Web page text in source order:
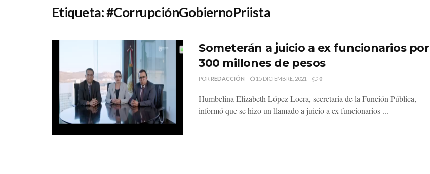
Etiqueta:#CorrupciónGobiernoPriista
Someterán a juicio a ex funcionarios por
300 millones de pesos
POR REDACCIÓN 15 DICIEMBRE, 2021 0
Humbelina Elizabeth López Loera, secretaria de la Función Pública,
informó que se hizo un llamado a juicio a ex funcionarios ...